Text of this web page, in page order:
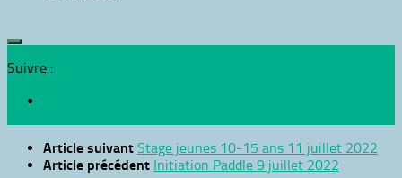
Suivre :
Article suivant Stage jeunes 10-15 ans 11 juillet 2022
Article précédent Initiation Paddle 9 juillet 2022